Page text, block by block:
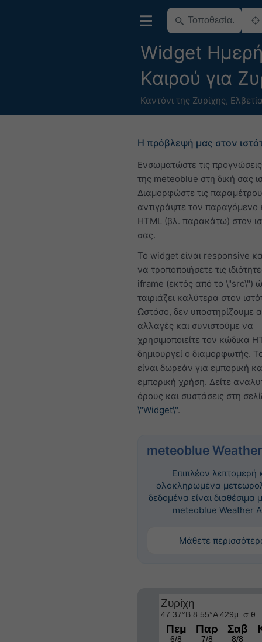
Widget
Καιρού για
Καντόνι της Ζυρίχης,
Η πρόβλεψή μας στον
Ενσωματώστε τις
της meteoblue στη δική σας
Διαμορφώστε τις
αντιγράψτε τον παραγόμενο
HTML (βλ. παρακάτω) στον
σας.
Το widget είναι responsive
να τροποποιήσετε τις
iframe (εκτός από το \"src\")
ταιριάζει καλύτερα στον
Ωστόσο, δεν υποστηρίζουμε
αλλαγές και συνιστούμε να
χρησιμοποιείτε τον κώδικα
δημιουργεί ο διαμορφωτής.
είναι δωρεάν για εμπορική
εμπορική χρήση. Δείτε
όρους και συστάσεις στη
\"Widget\".
meteoblue
Επιπλέον λεπτομερή
ολοκληρωμένα
δεδομένα είναι διαθέσιμα
meteoblue Weather
Μάθετε